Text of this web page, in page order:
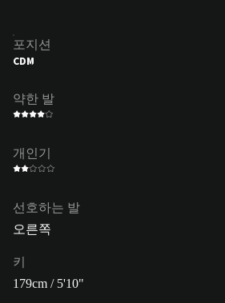
포지션
CDM
약한 발
개인기
선호하는 발
오른쪽
키
179cm / 5'10"